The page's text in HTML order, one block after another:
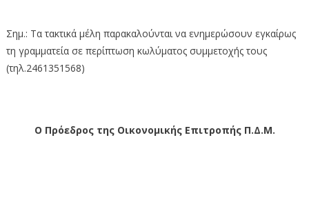
Σημ.: Τα τακτικά μέλη παρακαλούνται να ενημερώσουν εγκαίρως
τη γραμματεία σε περίπτωση κωλύματος συμμετοχής τους
(τηλ.2461351568)
Ο Πρόεδρος της Οικονομικής Επιτροπής Π.Δ.Μ.